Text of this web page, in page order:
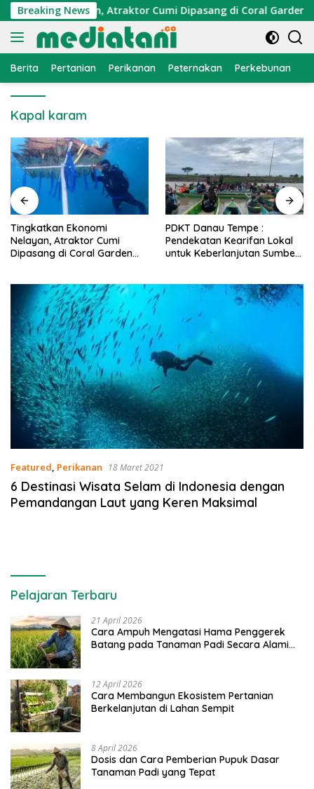
Langsung
ke
konten
Breaking News
Nelayan, Atraktor Cumi Dipasang di Coral Garden
Berita Pertanian Perikanan Peternakan Perkebunan
Kapal karam
PDKT Danau Tempe :
Pendekatan Kearifan Lokal
untuk Keberlanjutan Sumber
Cara Mengatasi Penyakit
PMK pada Sapi Perah Secara
Alami dan Medis
Featured, Perikanan 18 Maret 2021
6 Destinasi Wisata Selam di Indonesia dengan
Pemandangan Laut yang Keren Maksimal
Pelajaran Terbaru
21 April 2026
Cara Ampuh Mengatasi Hama Penggerek
Batang pada Tanaman Padi Secara Alami
12 April 2026
Cara Membangun Ekosistem Pertanian
Berkelanjutan di Lahan Sempit
8 April 2026
Dosis dan Cara Pemberian Pupuk Dasar
Tanaman Padi yang Tepat